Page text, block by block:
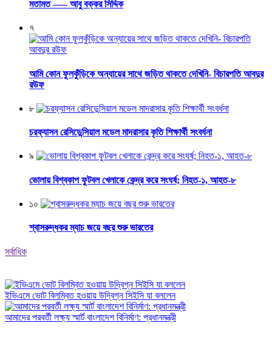
মতামত —– আবু বক্কর সিদ্দিক
৭
আমি কোন ফুলকুঁড়িকে অন্যায়ের সাথে জড়িত থাকতে দেখিনি- বিচারপতি আবদুর
রউফ
৮
চরফ্যাসন রেসিডেন্সিয়াল মডেল মাদরাসার কৃতি শিক্ষার্থী সংবর্ধনা
৯
ভোলায় বিশ্বকাপ ফুটবল খেলাকে কেন্দ্র করে সংঘর্ষ; নিহত-১, আহত-৮
১০
শ্বাসরুদ্ধকর ম্যাচ জয়ে বছর শুরু ভারতের
সর্বাধিক
ইভিএমে ভোট বিলম্বিত হওয়ায় উদ্বিগ্ন সিইসি যা বললেন
আমাদের পরবর্তী লক্ষ্য স্মার্ট বাংলাদেশ বিনির্মাণ: প্রধানমন্ত্রী